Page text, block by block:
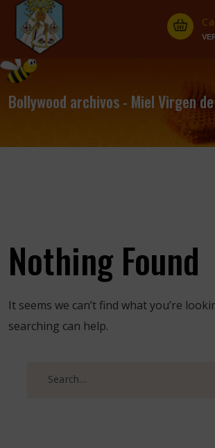
Bollywood archivos - Miel Virgen
Nothing Found
It seems we can’t find what you’re
searching can help.